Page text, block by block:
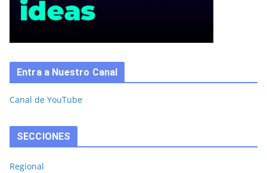
Entra a Nuestro Canal
Canal de YouTube
SECCIONES
Regional